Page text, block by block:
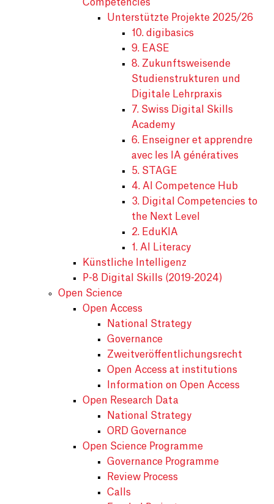
Competencies
Unterstützte Projekte 2025/26
10. digibasics
9. EASE
8. Zukunftsweisende
Studienstrukturen und
Digitale Lehrpraxis
7. Swiss Digital Skills
Academy
6. Enseigner et apprendre
avec les IA génératives
5. STAGE
4. AI Competence Hub
3. Digital Competencies to
the Next Level
2. EduKIA
1. AI Literacy
Künstliche Intelligenz
P-8 Digital Skills (2019-2024)
Open Science
Open Access
National Strategy
Governance
Zweitveröffentlichungsrecht
Open Access at institutions
Information on Open Access
Open Research Data
National Strategy
ORD Governance
Open Science Programme
Governance Programme
Review Process
Calls